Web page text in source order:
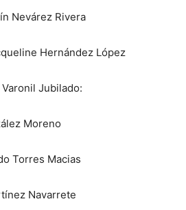
Nevárez Rivera
Hernández López
Jubilado:
Moreno
Torres Macias
Navarrete